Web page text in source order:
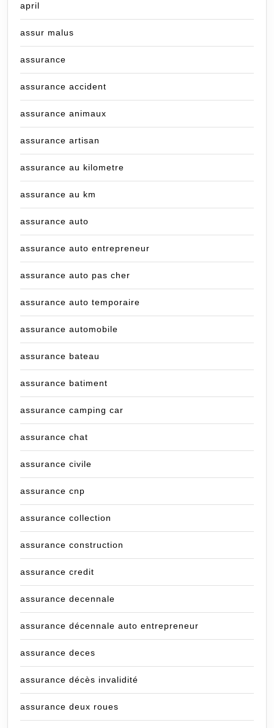
april
assur malus
assurance
assurance accident
assurance animaux
assurance artisan
assurance au kilometre
assurance au km
assurance auto
assurance auto entrepreneur
assurance auto pas cher
assurance auto temporaire
assurance automobile
assurance bateau
assurance batiment
assurance camping car
assurance chat
assurance civile
assurance cnp
assurance collection
assurance construction
assurance credit
assurance decennale
assurance décennale auto entrepreneur
assurance deces
assurance décès invalidité
assurance deux roues